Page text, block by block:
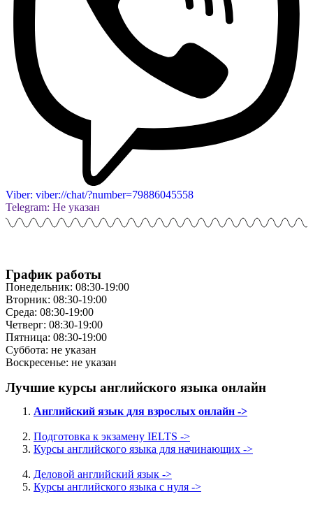
Viber: viber://chat/?number=79886045558
Telegram: Не указан
График работы
Понедельник: 08:30-19:00
Вторник: 08:30-19:00
Среда: 08:30-19:00
Четверг: 08:30-19:00
Пятница: 08:30-19:00
Суббота: не указан
Воскресенье: не указан
Лучшие курсы английского языка онлайн
Английский язык для взрослых онлайн ->
Подготовка к экзамену IELTS ->
Курсы английского языка для начинающих ->
Деловой английский язык ->
Курсы английского языка с нуля ->